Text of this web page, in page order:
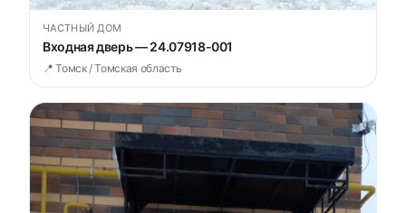
ЧАСТНЫЙ ДОМ
Входная дверь — 24.07918-001
📍 Томск / Томская область